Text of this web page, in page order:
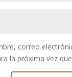
correo
la próxima vez